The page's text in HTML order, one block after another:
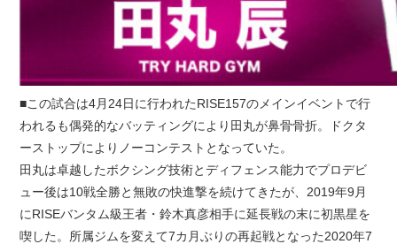
■この試合は4月24日に行われたRISE157のメインイベントで行
われるも偶発的なバッティングにより田丸が鼻骨骨折。ドクタ
ーストップによりノーコンテストとなっていた。
田丸は卓越したボクシング技術とディフェンス能力でプロデビ
ュー後は10戦全勝と無敗の快進撃を続けてきたが、2019年9月
にRISEバンタム級王者・鈴木真彦相手に延長戦の末に初黒星を
喫した。所属ジムを変えて7カ月ぶりの再起戦となった2020年7